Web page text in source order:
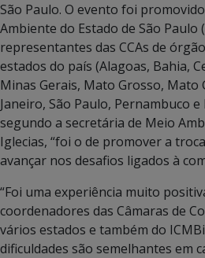
São Paulo. O evento foi
Ambiente do Estado de São Paulo
representantes das CCAs de
estados do país (Alagoas, Bahia,
Minas Gerais, Mato Grosso, Mato
Janeiro, São Paulo, Pernambuco
segundo a secretária de Meio
Iglecias, “foi o de promover a
avançar nos desafios ligados à
“Foi uma experiência muito
coordenadores das Câmaras de
vários estados e também do
dificuldades são semelhantes em